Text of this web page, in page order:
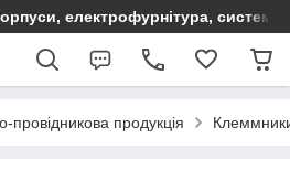
електрофурнітура,
провідникова продукція